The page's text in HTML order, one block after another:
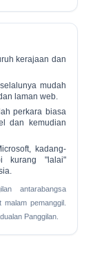
kerajaan dan
mudah
laman web.
perkara biasa
dan kemudian
kadang-
kurang "lalai"
antarabangsa
pemanggil.
Panggilan.